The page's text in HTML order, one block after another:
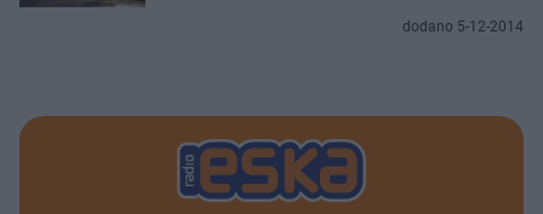
dodano 5-12-2014